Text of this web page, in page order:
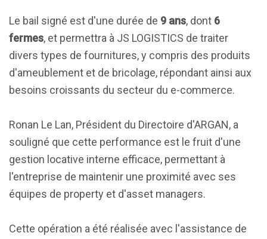
Le bail signé est d'une durée de 9 ans, dont 6
fermes, et permettra à JS LOGISTICS de traiter
divers types de fournitures, y compris des produits
d'ameublement et de bricolage, répondant ainsi aux
besoins croissants du secteur du e-commerce.
Ronan Le Lan, Président du Directoire d'ARGAN, a
souligné que cette performance est le fruit d'une
gestion locative interne efficace, permettant à
l'entreprise de maintenir une proximité avec ses
équipes de property et d'asset managers.
Cette opération a été réalisée avec l'assistance de